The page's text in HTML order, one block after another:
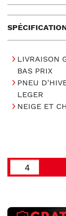
LIVRAISON
BAS PRIX
PNEU
LEGER
NEIGE ET